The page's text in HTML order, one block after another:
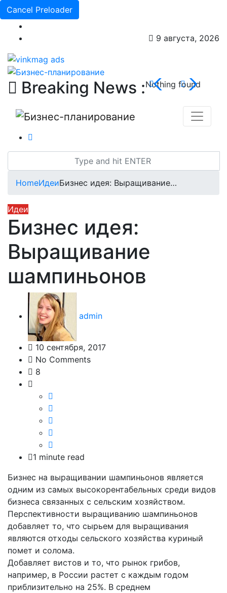
Cancel Preloader
9 августа, 2026
Breaking News :Nothing found
HomeИдеиБизнес идея: Выращивание…
Идеи
Бизнес идея:
Выращивание
шампиньонов
admin
10 сентября, 2017
No Comments
8
1 minute read
Бизнес на выращивании шампиньонов является
одним из самых высокорентабельных среди видов
бизнеса связанных с сельским хозяйством.
Перспективности выращиванию шампиньонов
добавляет то, что сырьем для выращивания
являются отходы сельского хозяйства куриный
помет и солома.
Добавляет вистов и то, что рынок грибов,
например, в России растет с каждым годом
приблизительно на 25%. В среднем